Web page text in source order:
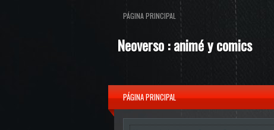
PÁGINA PRINCIPAL
Neoverso : animé y comics
PÁGINA PRINCIPAL